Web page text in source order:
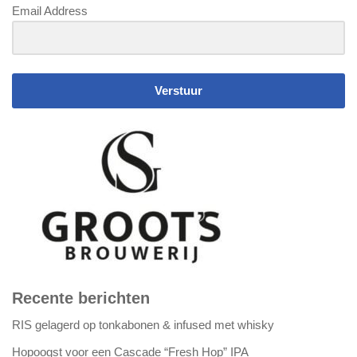
Email Address
Verstuur
Recente berichten
RIS gelagerd op tonkabonen & infused met whisky
Hopoogst voor een Cascade “Fresh Hop” IPA